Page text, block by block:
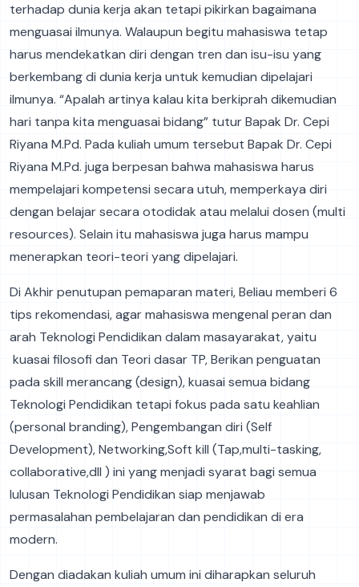
terhadap dunia kerja akan tetapi pikirkan bagaimana
menguasai ilmunya. Walaupun begitu mahasiswa tetap
harus mendekatkan diri dengan tren dan isu-isu yang
berkembang di dunia kerja untuk kemudian dipelajari
ilmunya. “Apalah artinya kalau kita berkiprah dikemudian
hari tanpa kita menguasai bidang” tutur Bapak Dr. Cepi
Riyana M.Pd. Pada kuliah umum tersebut Bapak Dr. Cepi
Riyana M.Pd. juga berpesan bahwa mahasiswa harus
mempelajari kompetensi secara utuh, memperkaya diri
dengan belajar secara otodidak atau melalui dosen (multi
resources). Selain itu mahasiswa juga harus mampu
menerapkan teori-teori yang dipelajari.
Di Akhir penutupan pemaparan materi, Beliau memberi 6
tips rekomendasi, agar mahasiswa mengenal peran dan
arah Teknologi Pendidikan dalam masayarakat, yaitu
kuasai filosofi dan Teori dasar TP, Berikan penguatan
pada skill merancang (design), kuasai semua bidang
Teknologi Pendidikan tetapi fokus pada satu keahlian
(personal branding), Pengembangan diri (Self
Development), Networking,Soft kill (Tap,multi-tasking,
collaborative,dll ) ini yang menjadi syarat bagi semua
lulusan Teknologi Pendidikan siap menjawab
permasalahan pembelajaran dan pendidikan di era
modern.
Dengan diadakan kuliah umum ini diharapkan seluruh